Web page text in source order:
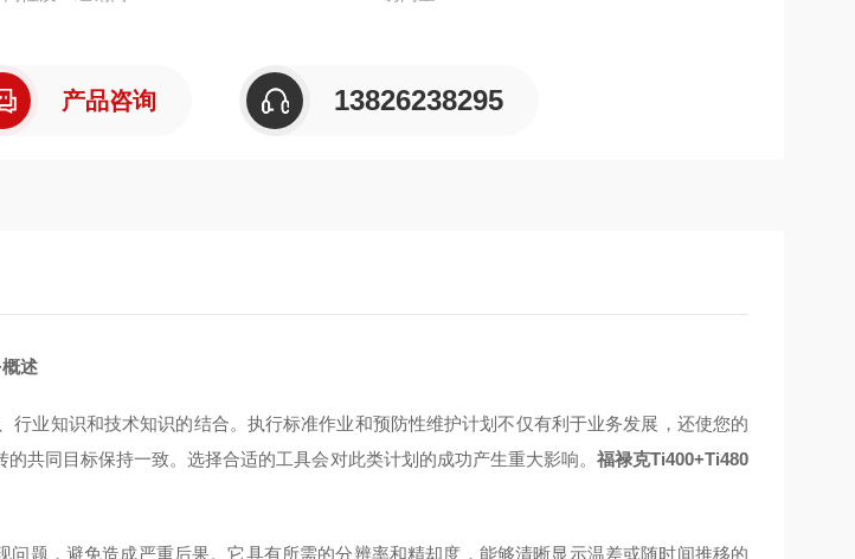
产品咨询 13826238295
述
行业知识和技术知识的结合。执行标准作业和预防性维护计划不仅有利于业务发展，还使您的
共同目标保持一致。选择合适的工具会对此类计划的成功产生重大影响。 福禄克Ti400+Ti480
问题，避免造成严重后果。它具有所需的分辨率和精却度，能够清晰显示温差或随时间推移的